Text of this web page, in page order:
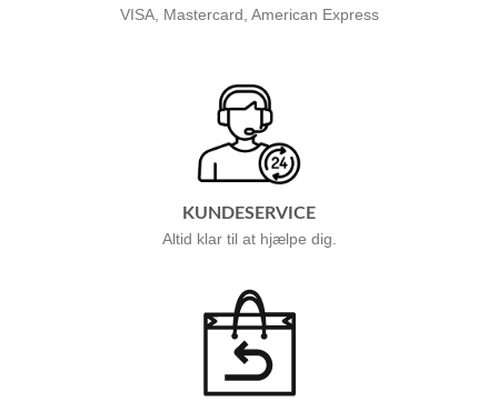
VISA, Mastercard, American Express
KUNDESERVICE
Altid klar til at hjælpe dig.